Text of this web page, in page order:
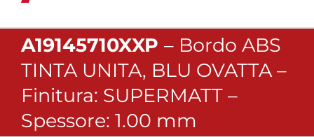
A19145710XXP – Bordo ABS
TINTA UNITA, BLU OVATTA –
Finitura: SUPERMATT –
Spessore: 1.00 mm